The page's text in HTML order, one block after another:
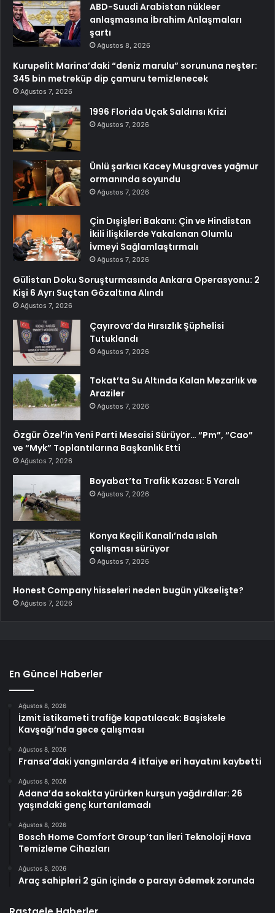
ABD-Suudi Arabistan nükleer
anlaşmasına İbrahim Anlaşmaları
şartı
Ağustos 8, 2026
Kurupelit Marina’daki “deniz marulu” sorununa neşter:
345 bin metreküp dip çamuru temizlenecek
Ağustos 7, 2026
1996 Florida Uçak Saldırısı Krizi
Ağustos 7, 2026
Ünlü şarkıcı Kacey Musgraves yağmur
ormanında soyundu
Ağustos 7, 2026
Çin Dışişleri Bakanı: Çin ve Hindistan
İkili İlişkilerde Yakalanan Olumlu
İvmeyi Sağlamlaştırmalı
Ağustos 7, 2026
Gülistan Doku Soruşturmasında Ankara Operasyonu: 2
Kişi 6 Ayrı Suçtan Gözaltına Alındı
Ağustos 7, 2026
Çayırova’da Hırsızlık Şüphelisi
Tutuklandı
Ağustos 7, 2026
Tokat’ta Su Altında Kalan Mezarlık ve
Araziler
Ağustos 7, 2026
Özgür Özel’in Yeni Parti Mesaisi Sürüyor… “Pm”, “Cao”
ve “Myk” Toplantılarına Başkanlık Etti
Ağustos 7, 2026
Boyabat’ta Trafik Kazası: 5 Yaralı
Ağustos 7, 2026
Konya Keçili Kanalı’nda ıslah
çalışması sürüyor
Ağustos 7, 2026
Honest Company hisseleri neden bugün yükselişte?
Ağustos 7, 2026
En Güncel Haberler
Ağustos 8, 2026
İzmit istikameti trafiğe kapatılacak: Başiskele
Kavşağı’nda gece çalışması
Ağustos 8, 2026
Fransa’daki yangınlarda 4 itfaiye eri hayatını kaybetti
Ağustos 8, 2026
Adana’da sokakta yürürken kurşun yağdırdılar: 26
yaşındaki genç kurtarılamadı
Ağustos 8, 2026
Bosch Home Comfort Group’tan İleri Teknoloji Hava
Temizleme Cihazları
Ağustos 8, 2026
Araç sahipleri 2 gün içinde o parayı ödemek zorunda